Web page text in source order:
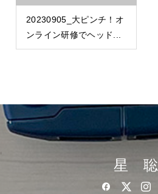
20230905_大ピンチ！オ
ンライン研修でヘッド...
星 聡